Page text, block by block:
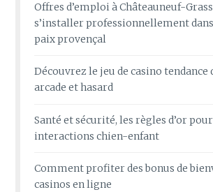
Offres d’emploi à Châteauneuf-
s’installer professionnellement dans
paix provençal
Découvrez le jeu de casino tendance
arcade et hasard
Santé et sécurité, les règles d’or
interactions chien-enfant
Comment profiter des bonus de
casinos en ligne